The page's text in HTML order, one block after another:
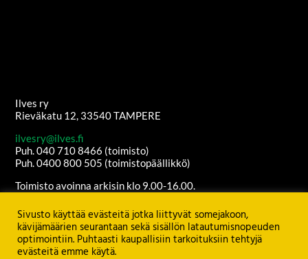
Ilves ry
Rieväkatu 12, 33540 TAMPERE
ilvesry@ilves.fi
Puh. 040 710 8466 (toimisto)
Puh. 0400 800 505 (toimistopäällikkö)
Toimisto avoinna arkisin klo 9.00-16.00.
Sisältöanti: Ilves ry
Ulkoasu ja etusivun grafiikat: Juha Kurkikangas
Palvelimen ylläpito: Seravo Oy
Sivusto käyttää evästeitä jotka liittyvät somejakoon,
kävijämäärien seurantaan sekä sisällön latautumisnopeuden
optimointiin. Puhtaasti kaupallisiin tarkoituksiin tehtyjä
evästeitä emme käytä.